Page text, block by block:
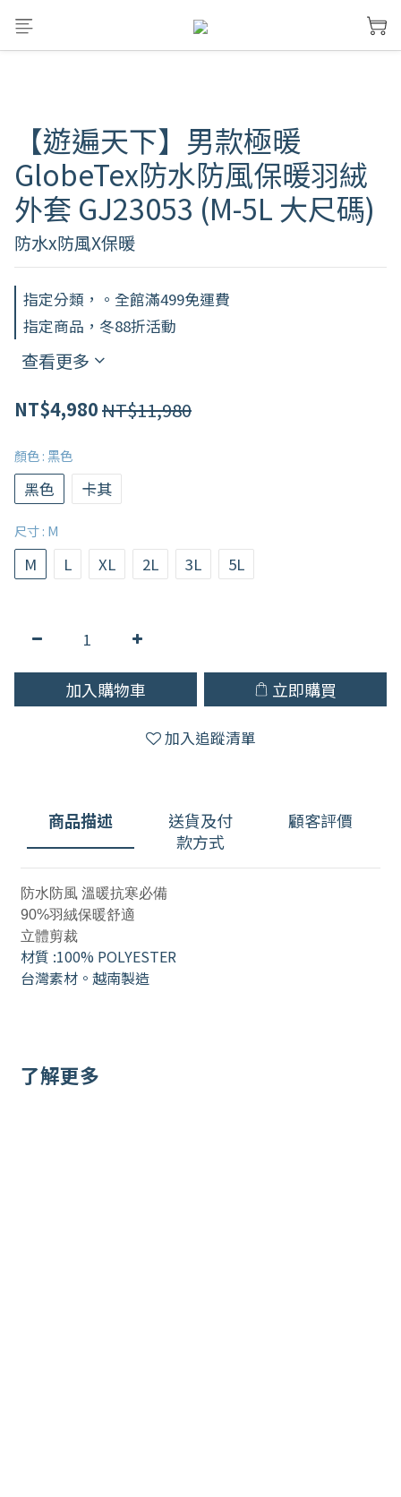
【遊遍天下】男款極暖
GlobeTex防水防風保暖羽絨
外套 GJ23053 (M-5L 大尺碼)
防水x防風X保暖
指定分類，。全館滿499免運費
指定商品，冬88折活動
查看更多
NT$4,980NT$11,980
顏色: 黑色
黑色 卡其
尺寸: M
M L XL 2L 3L 5L
加入購物車 立即購買
加入追蹤清單
商品描述
送貨及付
款方式
顧客評價
防水防風 溫暖抗寒必備
90%羽絨保暖舒適
立體剪裁
材質 :100% POLYESTER
台灣素材。越南製造
了解更多